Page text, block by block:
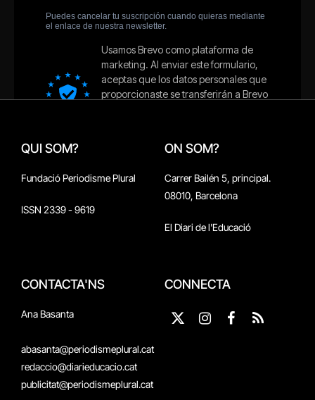
QUI SOM?
Fundació Periodisme Plural
ISSN 2339 - 9619
ON SOM?
Carrer Bailén 5, principal.
08010, Barcelona
El Diari de l'Educació
CONTACTA'NS
Ana Basanta
abasanta@periodismeplural.cat
redaccio@diarieducacio.cat
publicitat@periodismeplural.cat
CONNECTA
X
Instagram
Facebook
RSS